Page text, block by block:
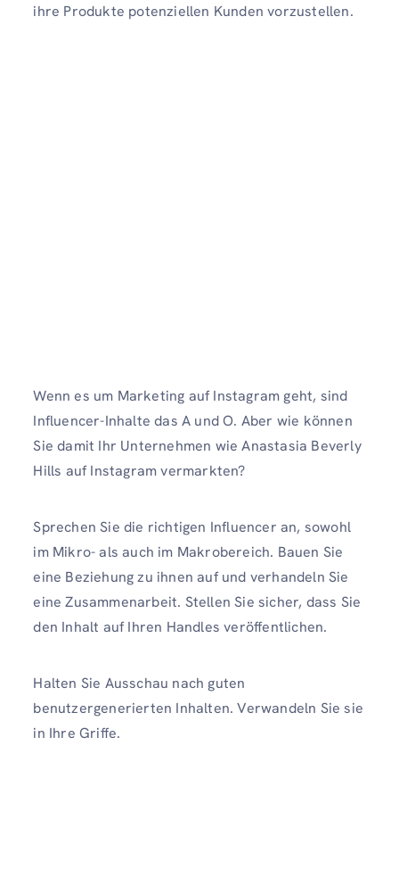
ihre Produkte potenziellen Kunden vorzustellen.
Wenn es um Marketing auf Instagram geht, sind
Influencer-Inhalte das A und O. Aber wie können
Sie damit Ihr Unternehmen wie Anastasia Beverly
Hills auf Instagram vermarkten?
Sprechen Sie die richtigen Influencer an, sowohl
im Mikro- als auch im Makrobereich. Bauen Sie
eine Beziehung zu ihnen auf und verhandeln Sie
eine Zusammenarbeit. Stellen Sie sicher, dass Sie
den Inhalt auf Ihren Handles veröffentlichen.
Halten Sie Ausschau nach guten
benutzergenerierten Inhalten. Verwandeln Sie sie
in Ihre Griffe.